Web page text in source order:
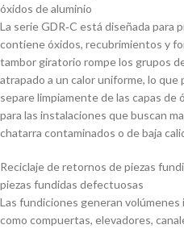
óxidos de aluminio
La serie GDR‑C está diseñada para
contiene óxidos, recubrimientos y
tambor giratorio rompe los grupos
atrapado a un calor uniforme, lo
separe limpiamente de las capas de
para las instalaciones que buscan
chatarra contaminados o de baja
Reciclaje de retornos de piezas
piezas fundidas defectuosas
Las fundiciones generan
como compuertas, elevadores,